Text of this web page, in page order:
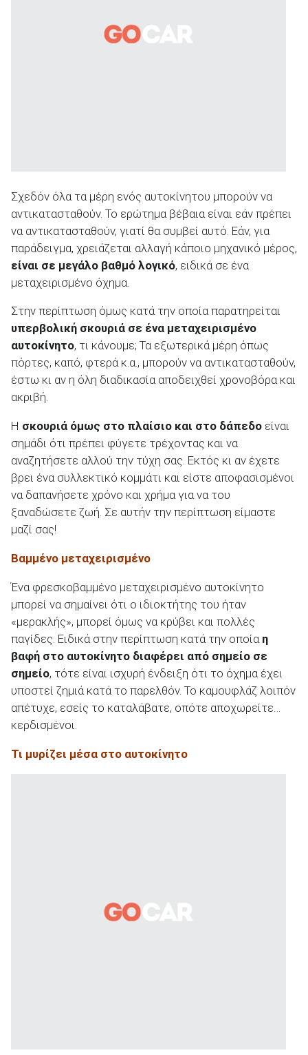
Σχεδόν όλα τα μέρη ενός αυτοκίνητου μπορούν να
αντικατασταθούν. Το ερώτημα βέβαια είναι εάν πρέπει
να αντικατασταθούν, γιατί θα συμβεί αυτό. Εάν, για
παράδειγμα, χρειάζεται αλλαγή κάποιο μηχανικό μέρος,
είναι σε μεγάλο βαθμό λογικό, ειδικά σε ένα
μεταχειρισμένο όχημα.
Στην περίπτωση όμως κατά την οποία παρατηρείται
υπερβολική σκουριά σε ένα μεταχειρισμένο
αυτοκίνητο, τι κάνουμε; Τα εξωτερικά μέρη όπως
πόρτες, καπό, φτερά κ.α., μπορούν να αντικατασταθούν,
έστω κι αν η όλη διαδικασία αποδειχθεί χρονοβόρα και
ακριβή.
Η σκουριά όμως στο πλαίσιο και στο δάπεδο είναι
σημάδι ότι πρέπει φύγετε τρέχοντας και να
αναζητήσετε αλλού την τύχη σας. Εκτός κι αν έχετε
βρει ένα συλλεκτικό κομμάτι και είστε αποφασισμένοι
να δαπανήσετε χρόνο και χρήμα για να του
ξαναδώσετε ζωή. Σε αυτήν την περίπτωση είμαστε
μαζί σας!
Βαμμένο μεταχειρισμένο
Ένα φρεσκοβαμμένο μεταχειρισμένο αυτοκίνητο
μπορεί να σημαίνει ότι ο ιδιοκτήτης του ήταν
«μερακλής», μπορεί όμως να κρύβει και πολλές
παγίδες. Ειδικά στην περίπτωση κατά την οποία η
βαφή στο αυτοκίνητο διαφέρει από σημείο σε
σημείο, τότε είναι ισχυρή ένδειξη ότι το όχημα έχει
υποστεί ζημιά κατά το παρελθόν. Το καμουφλάζ λοιπόν
απέτυχε, εσείς το καταλάβατε, οπότε αποχωρείτε…
κερδισμένοι.
Τι μυρίζει μέσα στο αυτοκίνητο